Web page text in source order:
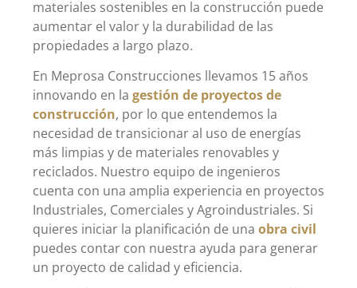
materiales sostenibles en la construcción puede
aumentar el valor y la durabilidad de las
propiedades a largo plazo.
En Meprosa Construcciones llevamos 15 años
innovando en la gestión de proyectos de
construcción, por lo que entendemos la
necesidad de transicionar al uso de energías
más limpias y de materiales renovables y
reciclados. Nuestro equipo de ingenieros
cuenta con una amplia experiencia en proyectos
Industriales, Comerciales y Agroindustriales. Si
quieres iniciar la planificación de una obra civil
puedes contar con nuestra ayuda para generar
un proyecto de calidad y eficiencia.